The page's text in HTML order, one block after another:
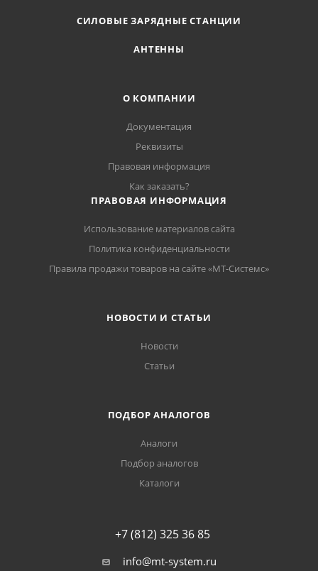
СИЛОВЫЕ ЗАРЯДНЫЕ СТАНЦИИ
АНТЕННЫ
О КОМПАНИИ
Документация
Реквизиты
Правовая информация
Как заказать?
ПРАВОВАЯ ИНФОРМАЦИЯ
Использование материалов сайта
Политика конфиденциальности
Правила продажи товаров на сайте «МТ-Системс»
НОВОСТИ И СТАТЬИ
Новости
Статьи
ПОДБОР АНАЛОГОВ
Аналоги
Подбор аналогов
Каталоги
+7 (812) 325 36 85
info@mt-system.ru